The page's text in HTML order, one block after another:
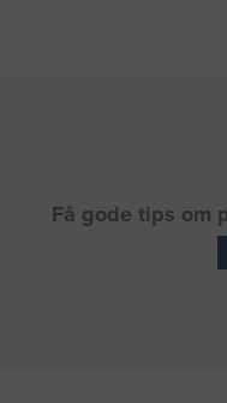
Få gode tips om